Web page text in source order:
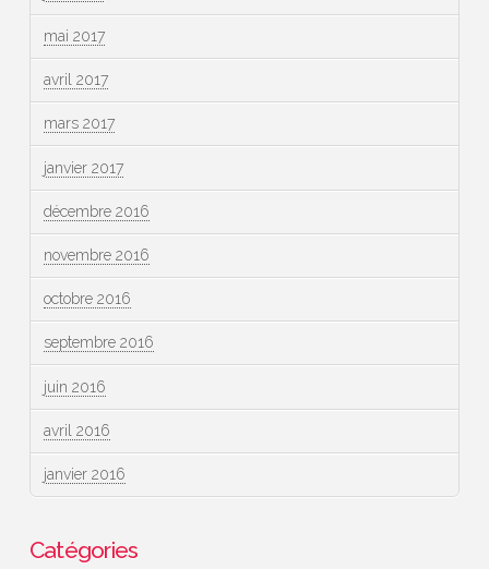
mai 2017
avril 2017
mars 2017
janvier 2017
décembre 2016
novembre 2016
octobre 2016
septembre 2016
juin 2016
avril 2016
janvier 2016
Catégories